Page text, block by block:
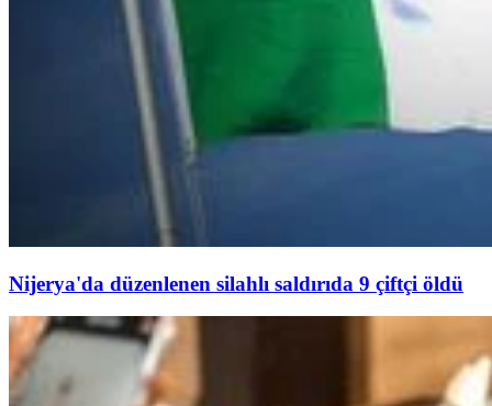
Nijerya'da düzenlenen silahlı saldırıda 9 çiftçi öldü